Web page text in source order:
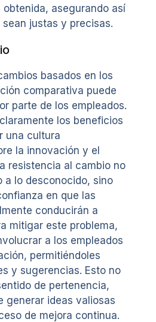
asegurando así
justas y precisas.
basados en los
comparativa puede
parte de los empleados.
los beneficios
una cultura
la innovación y el
resistencia al cambio no
a lo desconocido, sino
en que las
conducirán a
mitigar este problema,
a los empleados
permitiéndoles
y sugerencias. Esto no
de pertenencia,
generar ideas valiosas
de mejora continua.